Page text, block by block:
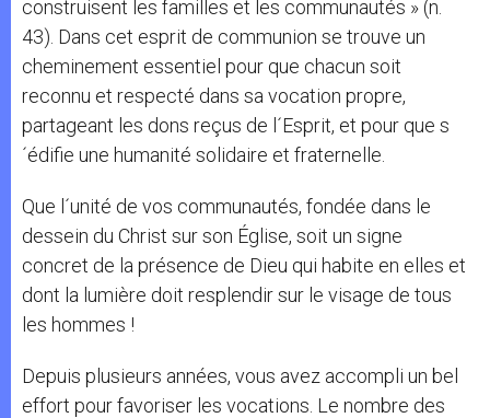
construisent les familles et les communautés » (n.
43). Dans cet esprit de communion se trouve un
cheminement essentiel pour que chacun soit
reconnu et respecté dans sa vocation propre,
partageant les dons reçus de l´Esprit, et pour que s
´édifie une humanité solidaire et fraternelle.
Que l´unité de vos communautés, fondée dans le
dessein du Christ sur son Église, soit un signe
concret de la présence de Dieu qui habite en elles et
dont la lumière doit resplendir sur le visage de tous
les hommes !
Depuis plusieurs années, vous avez accompli un bel
effort pour favoriser les vocations. Le nombre des